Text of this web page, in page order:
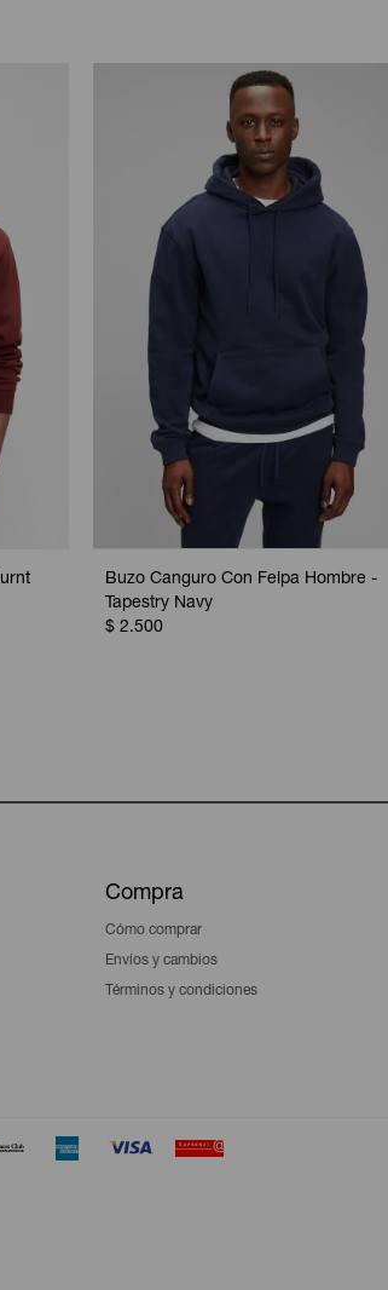
Buzo Canguro Con Felpa Hombre -
Tapestry Navy
$ 2.500
Compra
Cómo comprar
Envíos y cambios
Términos y condiciones